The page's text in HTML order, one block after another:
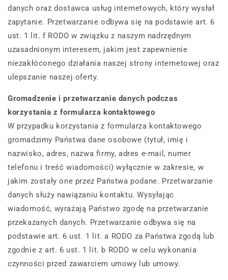
danych oraz dostawca usług internetowych, który wysłał
zapytanie. Przetwarzanie odbywa się na podstawie art. 6
ust. 1 lit. f RODO w związku z naszym nadrzędnym
uzasadnionym interesem, jakim jest zapewnienie
niezakłóconego działania naszej strony internetowej oraz
ulepszanie naszej oferty.
Gromadzenie i przetwarzanie danych podczas
korzystania z formularza kontaktowego
W przypadku korzystania z formularza kontaktowego
gromadzimy Państwa dane osobowe (tytuł, imię i
nazwisko, adres, nazwa firmy, adres e-mail, numer
telefonu i treść wiadomości) wyłącznie w zakresie, w
jakim zostały one przez Państwa podane. Przetwarzanie
danych służy nawiązaniu kontaktu. Wysyłając
wiadomość, wyrażają Państwo zgodę na przetwarzanie
przekazanych danych. Przetwarzanie odbywa się na
podstawie art. 6 ust. 1 lit. a RODO za Państwa zgodą lub
zgodnie z art. 6 ust. 1 lit. b RODO w celu wykonania
czynności przed zawarciem umowy lub umowy.